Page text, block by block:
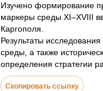
Изучено формирование
маркеры среды XI–XVIII
Каргополя.
Результаты
среды, а также
определения стратегии
Скопировать ссылку